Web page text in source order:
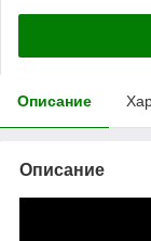
Описание
Описание